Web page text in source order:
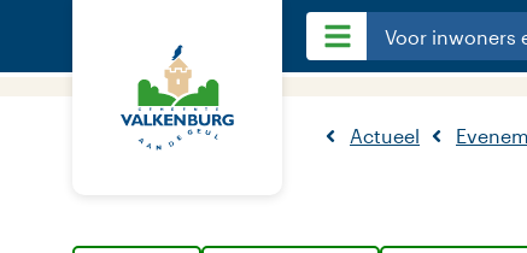
Voor inwoners
Actueel